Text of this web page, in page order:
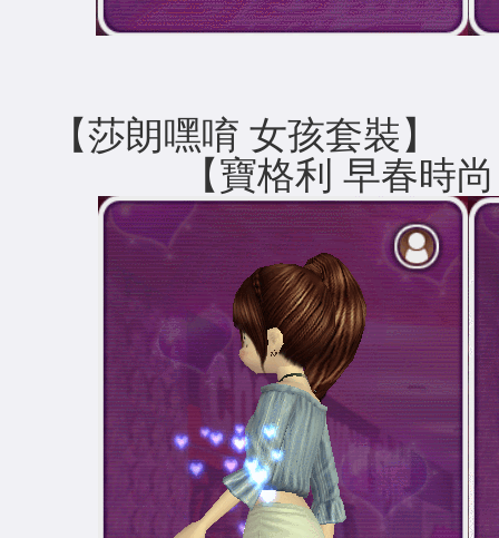
【莎朗嘿唷
【寶格利 早春